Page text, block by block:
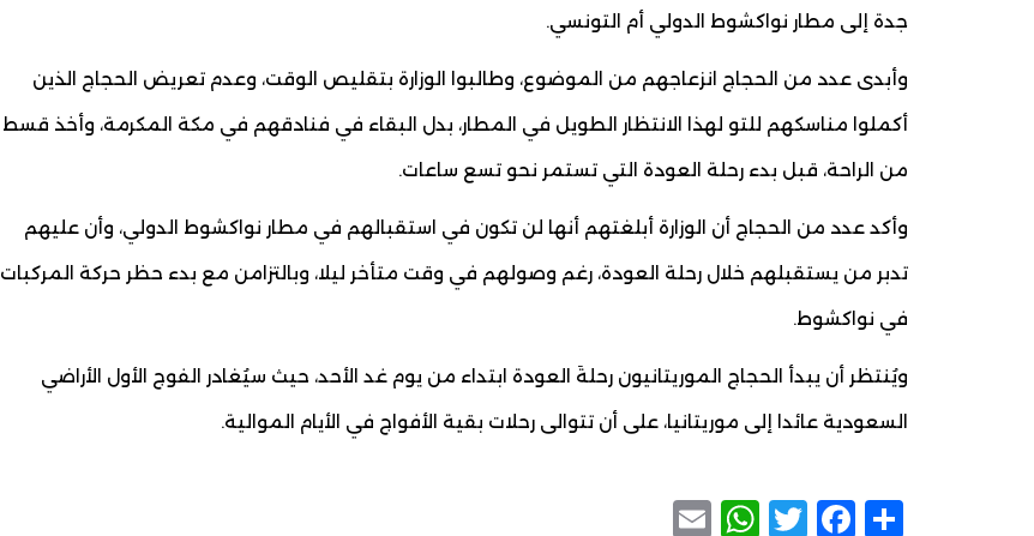
جدة إلى مطار نواكشوط الدولي أم التونسي.
وأبدى عدد من الحجاج انزعاجهم من الموضوع، وطالبوا الوزارة بتقليص الوقت، وعدم تعريض الحجاج الذين
أكملوا مناسكهم للتو لهذا الانتظار الطويل في المطار، بدل البقاء في فنادقهم في مكة المكرمة، وأخذ قسط
من الراحة، قبل بدء رحلة العودة التي تستمر نحو تسع ساعات.
وأكد عدد من الحجاج أن الوزارة أبلغتهم أنها لن تكون في استقبالهم في مطار نواكشوط الدولي، وأن عليهم
تدبر من يستقبلهم خلال رحلة العودة، رغم وصولهم في وقت متأخر ليلا، وبالتزامن مع بدء حظر حركة المركبات
في نواكشوط.
ويُنتظر أن يبدأ الحجاج الموريتانيون رحلةَ العودة ابتداء من يوم غد الأحد، حيث سيُغادر الفوج الأول الأراضي
السعودية عائدا إلى موريتانيا، على أن تتوالى رحلات بقية الأفواج في الأيام الموالية.
Share
Facebook
Twitter
WhatsApp